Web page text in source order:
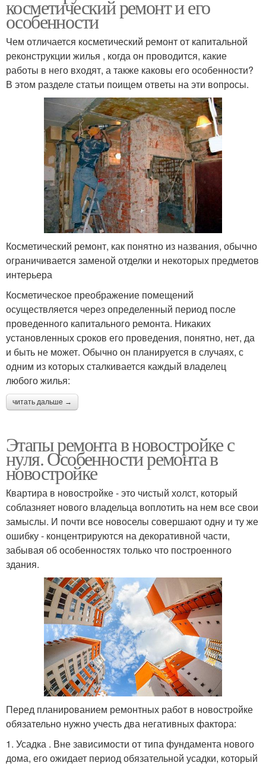
косметический ремонт и его
особенности
Чем отличается косметический ремонт от капитальной
реконструкции жилья , когда он проводится, какие
работы в него входят, а также каковы его особенности?
В этом разделе статьи поищем ответы на эти вопросы.
Косметический ремонт, как понятно из названия, обычно
ограничивается заменой отделки и некоторых предметов
интерьера
Косметическое преображение помещений
осуществляется через определенный период после
проведенного капитального ремонта. Никаких
установленных сроков его проведения, понятно, нет, да
и быть не может. Обычно он планируется в случаях, с
одним из которых сталкивается каждый владелец
любого жилья:
читать дальше →
Этапы ремонта в новостройке с
нуля. Особенности ремонта в
новостройке
Квартира в новостройке - это чистый холст, который
соблазняет нового владельца воплотить на нем все свои
замыслы. И почти все новоселы совершают одну и ту же
ошибку - концентрируются на декоративной части,
забывая об особенностях только что построенного
здания.
Перед планированием ремонтных работ в новостройке
обязательно нужно учесть два негативных фактора:
1. Усадка . Вне зависимости от типа фундамента нового
дома, его ожидает период обязательной усадки, который